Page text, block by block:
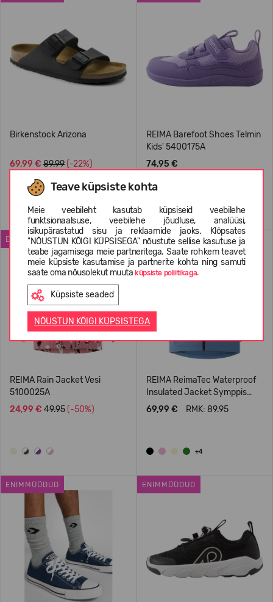
Teave küpsiste kohta
Meie veebileht kasutab küpsiseid veebilehe
funktsionaalsuse, veebilehe jõudluse, analüüsi,
isikupärastatud sisu ja reklaamide jaoks. Klõpsates
"NÕUSTUN KÕIGI KÜPSISEGA" nõustute sellise kasutuse ja
teabe jagamisega meie partneritega. Saate rohkem teavet
meie küpsiste kasutamise ja partnerite kohta ning samuti
saate oma nõusolekut muutaküpsiste poliitikaga.
Küpsiste seaded
NÕUSTUN KÕIGI KÜPSISTEGA
Birkenstock Arizona
69,99 € 89.99 (-22%)
REIMA Barefoot Shoes Telmin
Kids' 5400175A
74,95 €
ENIMMÜÜDUD
REIMA Rain Jacket Vesi
5100025A
24,99 € 49.95 (-50%)
WATERPROOF
REIMA ReimaTec Waterproof
Insulated Jacket Symppis
5100045B
69,99 € RMK: 89.95
+4
ENIMMÜÜDUD ENIMMÜÜDUD